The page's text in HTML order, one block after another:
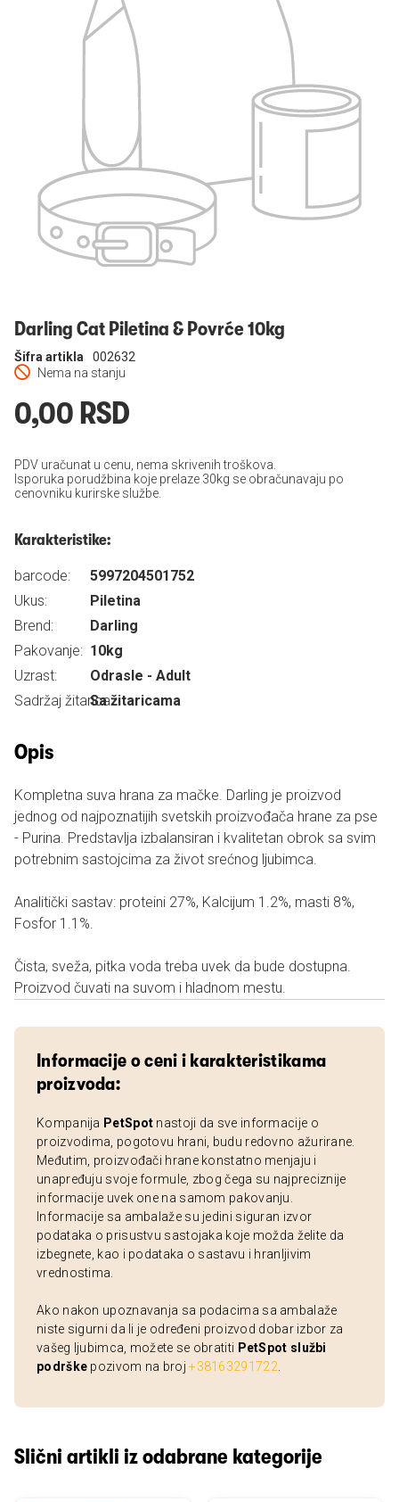
Darling Cat Piletina & Povrće 10kg
Nema na stanju
Šifra artikla 002632
0,00 RSD
PDV uračunat u cenu, nema skrivenih troškova.
Isporuka porudžbina koje prelaze 30kg se obračunavaju po
cenovniku kurirske službe.
Karakteristike:
barcode:
5997204501752
Ukus:
Piletina
Brend:
Darling
Pakovanje: 10kg
Uzrast:
Odrasle - Adult
Sadržaj žitarica:Sa žitaricama
Opis
Kompletna suva hrana za mačke. Darling je proizvod
jednog od najpoznatijih svetskih proizvođača hrane za pse
- Purina. Predstavlja izbalansiran i kvalitetan obrok sa svim
potrebnim sastojcima za život srećnog ljubimca.
Analitički sastav: proteini 27%, Kalcijum 1.2%, masti 8%,
Fosfor 1.1%.
Čista, sveža, pitka voda treba uvek da bude dostupna.
Proizvod čuvati na suvom i hladnom mestu.
Informacije o ceni i karakteristikama
proizvoda:
Kompanija PetSpot nastoji da sve informacije o
proizvodima, pogotovu hrani, budu redovno ažurirane.
Međutim, proizvođači hrane konstatno menjaju i
unapređuju svoje formule, zbog čega su najpreciznije
informacije uvek one na samom pakovanju.
Informacije sa ambalaže su jedini siguran izvor
podataka o prisustvu sastojaka koje možda želite da
izbegnete, kao i podataka o sastavu i hranljivim
vrednostima.
Ako nakon upoznavanja sa podacima sa ambalaže
niste sigurni da li je određeni proizvod dobar izbor za
vašeg ljubimca, možete se obratiti PetSpot službi
podrške pozivom na broj+38163291722
Slični artikli iz odabrane kategorije